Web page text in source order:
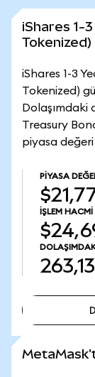
iShares 1-
iShares 1-3
Tokenized)
Dolaşımdaki
Treasury
piyasa değeri
PIYASA
İŞLEM HACMI
263,13